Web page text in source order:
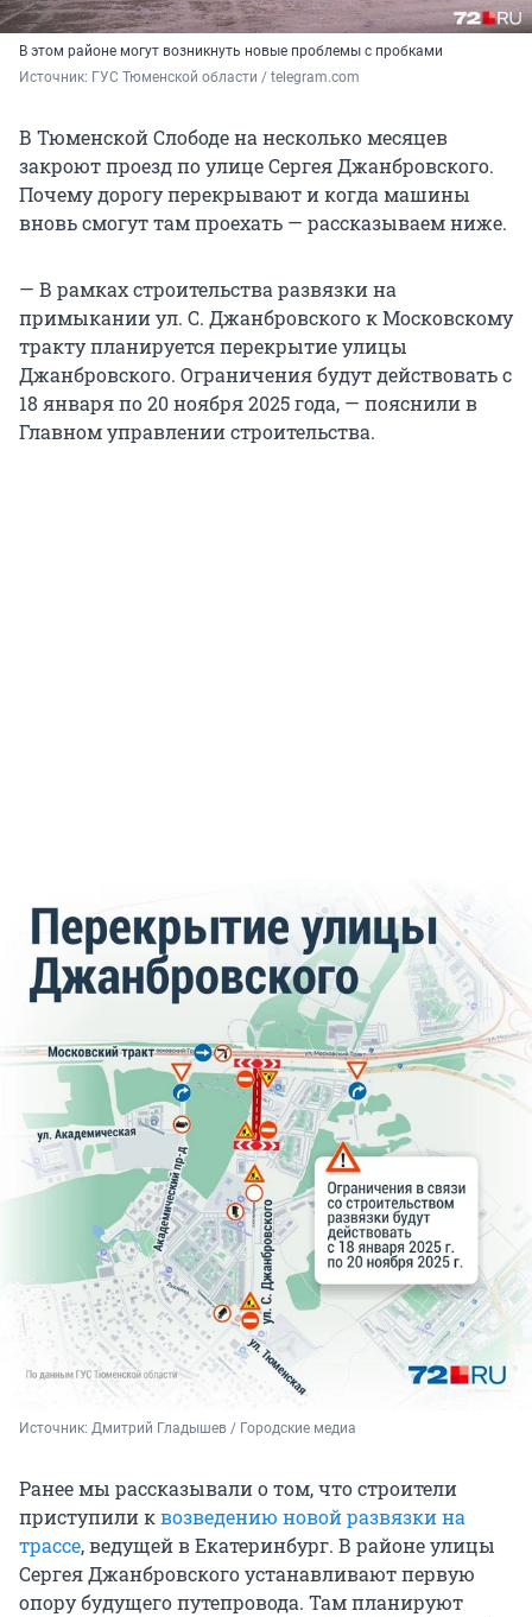
В этом районе могут возникнуть новые проблемы с пробками
Источник: ГУС Тюменской области / telegram.com
В Тюменской Слободе на несколько месяцев
закроют проезд по улице Сергея Джанбровского.
Почему дорогу перекрывают и когда машины
вновь смогут там проехать — рассказываем ниже.
— В рамках строительства развязки на
примыкании ул. С. Джанбровского к Московскому
тракту планируется перекрытие улицы
Джанбровского. Ограничения будут действовать с
18 января по 20 ноября 2025 года, — пояснили в
Главном управлении строительства.
Источник: Дмитрий Гладышев / Городские медиа
Ранее мы рассказывали о том, что строители
приступили квозведению новой развязки на
трассе, ведущей в Екатеринбург. В районе улицы
Сергея Джанбровского устанавливают первую
опору будущего путепровода. Там планируют